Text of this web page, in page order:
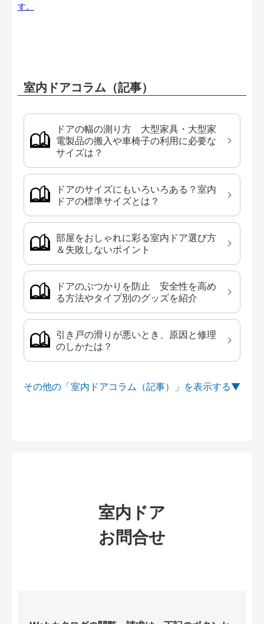
す。
室内ドアコラム（記事）
ドアの幅の測り方 大型家具・大型家
電製品の搬入や車椅子の利用に必要な
サイズは？
ドアのサイズにもいろいろある？室内
ドアの標準サイズとは？
部屋をおしゃれに彩る室内ドア選び方
＆失敗しないポイント
ドアのぶつかりを防止 安全性を高め
る方法やタイプ別のグッズを紹介
引き戸の滑りが悪いとき、原因と修理
のしかたは？
その他の「室内ドアコラム（記事）」を
室内ドア
お問合せ